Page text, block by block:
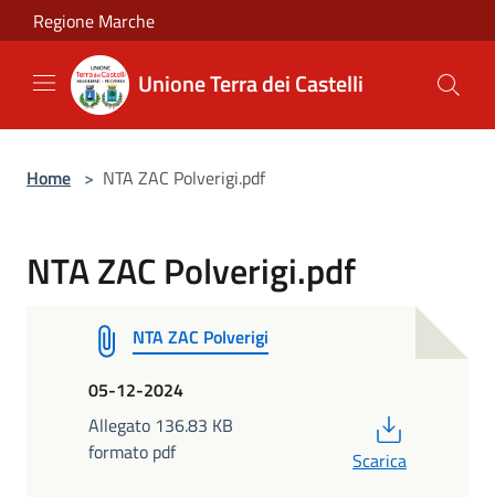
Salta al contenuto principale
Regione Marche
Unione Terra dei Castelli
Home > NTA ZAC Polverigi.pdf
NTA ZAC Polverigi.pdf
NTA ZAC Polverigi
05-12-2024
Allegato 136.83 KB
formato pdf
Scarica